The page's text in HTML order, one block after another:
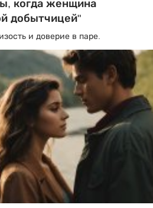
когда женщина
добытчицей"
и доверие в паре.